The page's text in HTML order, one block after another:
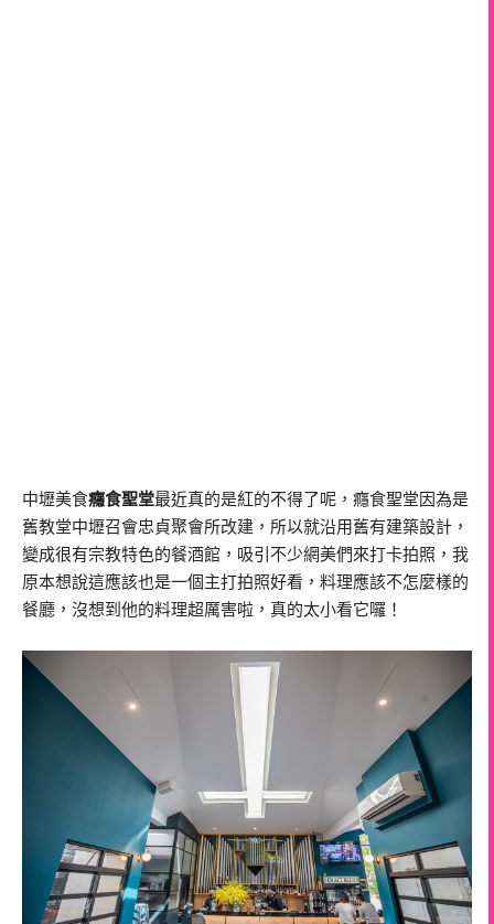
中壢美食癮食聖堂最近真的是紅的不得了呢，癮食聖堂因為是
舊教堂中壢召會忠貞聚會所改建，所以就沿用舊有建築設計，
變成很有宗教特色的餐酒館，吸引不少網美們來打卡拍照，我
原本想說這應該也是一個主打拍照好看，料理應該不怎麼樣的
餐廳，沒想到他的料理超厲害啦，真的太小看它囉！